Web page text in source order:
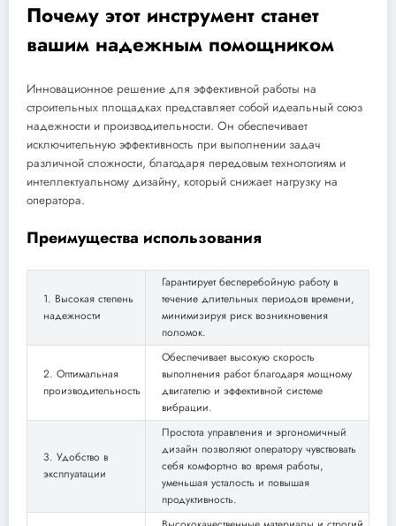
Почему этот инструмент станет
вашим надежным помощником
Инновационное решение для эффективной работы на
строительных площадках представляет собой идеальный союз
надежности и производительности. Он обеспечивает
исключительную эффективность при выполнении задач
различной сложности, благодаря передовым технологиям и
интеллектуальному дизайну, который снижает нагрузку на
оператора.
Преимущества использования
1. Высокая степень
надежности
Гарантирует бесперебойную работу в
течение длительных периодов времени,
минимизируя риск возникновения
поломок.
2. Оптимальная
производительность
Обеспечивает высокую скорость
выполнения работ благодаря мощному
двигателю и эффективной системе
вибрации.
3. Удобство в
эксплуатации
Простота управления и эргономичный
дизайн позволяют оператору чувствовать
себя комфортно во время работы,
уменьшая усталость и повышая
продуктивность.